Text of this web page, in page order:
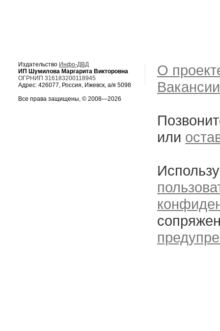
Издательство Инфо-ДВД
ИП Шумилова Маргарита Викторовна
ОГРНИП 316183200118945
Адрес: 426077, Россия, Ижевск, а/я 5098
Все права защищены, © 2008—2026
О
Вакансии
или